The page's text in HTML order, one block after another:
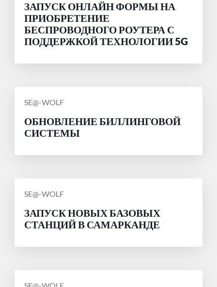
ЗАПУСК ОНЛАЙН ФОРМЫ НА
ПРИОБРЕТЕНИЕ
БЕСПРОВОДНОГО РОУТЕРА С
ПОДДЕРЖКОЙ ТЕХНОЛОГИИ 5G
СООБЩЕНИЕ
SE@-WOLF
ОБНОВЛЕНИЕ БИЛЛИНГОВОЙ
СИСТЕМЫ
СООБЩЕНИЕ
SE@-WOLF
ЗАПУСК НОВЫХ БАЗОВЫХ
СТАНЦИЙ В САМАРКАНДЕ
СООБЩЕНИЕ